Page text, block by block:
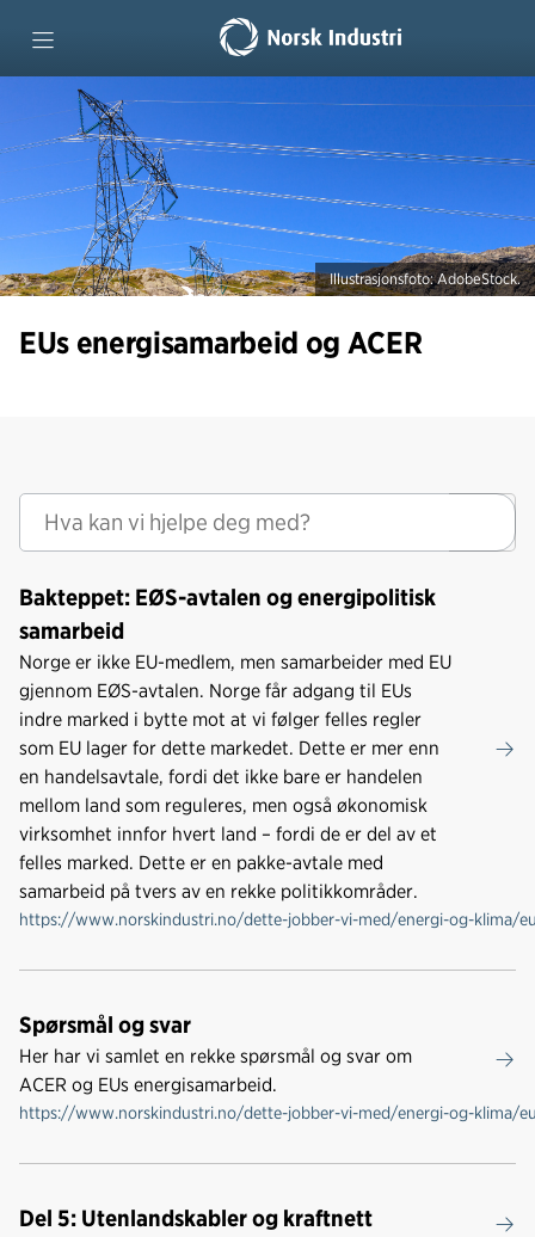
Illustrasjonsfoto: AdobeStock.
EUs energisamarbeid og ACER
Forside
ACER på 1-2-3
Rapport: ACER i
Bakteppet: EØS-avtalen og energipolitisk
samarbeid
Norge er ikke EU-medlem, men samarbeider med EU
gjennom EØS-avtalen. Norge får adgang til EUs
indre marked i bytte mot at vi følger felles regler
som EU lager for dette markedet. Dette er mer enn
en handelsavtale, fordi det ikke bare er handelen
mellom land som reguleres, men også økonomisk
virksomhet innfor hvert land – fordi de er del av et
felles marked. Dette er en pakke-avtale med
samarbeid på tvers av en rekke politikkområder.
https://www.norskindustri.no/dette-jobber-vi-med/energi-og-klima/
Spørsmål og svar
Her har vi samlet en rekke spørsmål og svar om
ACER og EUs energisamarbeid.
https://www.norskindustri.no/dette-jobber-vi-med/energi-og-klima/
Del 5: Utenlandskabler og kraftnett